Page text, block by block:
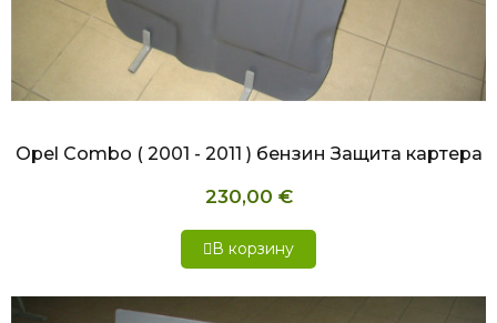
БЫСТРЫЙ ПРОСМОТР
Opel Combo ( 2001 - 2011 ) бензин Защита картера
230,00 €
В корзину